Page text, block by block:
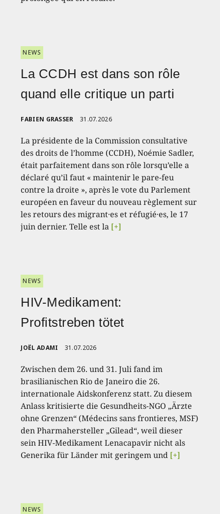
NEWS
La CCDH est dans son rôle
quand elle critique un parti
FABIEN GRASSER 31.07.2026
La présidente de la Commission consultative
des droits de l’homme (CCDH), Noémie Sadler,
était parfaitement dans son rôle lorsqu’elle a
déclaré qu’il faut « maintenir le pare-feu
contre la droite », après le vote du Parlement
européen en faveur du nouveau règlement sur
les retours des migrant·es et réfugié·es, le 17
juin dernier. Telle est la [+]
NEWS
HIV-Medikament:
Profitstreben tötet
JOËL ADAMI 31.07.2026
Zwischen dem 26. und 31. Juli fand im
brasilianischen Rio de Janeiro die 26.
internationale Aidskonferenz statt. Zu diesem
Anlass kritisierte die Gesundheits-NGO „Ärzte
ohne Grenzen“ (Médecins sans frontieres, MSF)
den Pharmahersteller „Gilead“, weil dieser
sein HIV-Medikament Lenacapavir nicht als
Generika für Länder mit geringem und [+]
NEWS